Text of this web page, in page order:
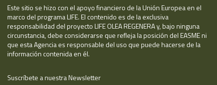
Este sitio se hizo con el apoyo financiero de la Unión Europea en el
marco del programa LIFE. El contenido es de la exclusiva
responsabilidad del proyecto LIFE OLEA REGENERA y, bajo ninguna
circunstancia, debe considerarse que refleja la posición del EASME ni
que esta Agencia es responsable del uso que puede hacerse de la
información contenida en él.
Suscríbete a nuestra Newsletter